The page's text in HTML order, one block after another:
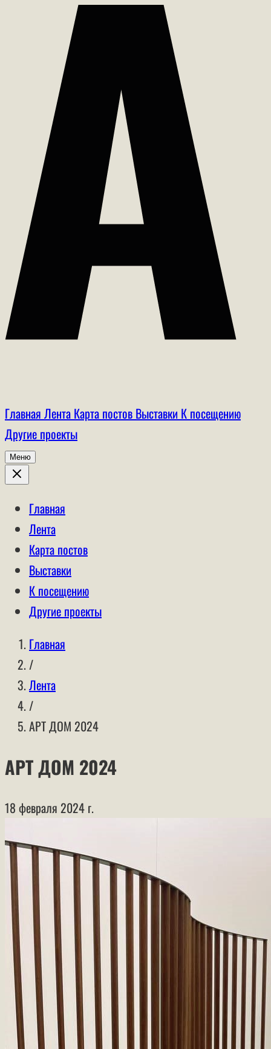
Главная Лента Карта постов Выставки К посещению
Другие проекты
Меню
Главная
Лента
Карта постов
Выставки
К посещению
Другие проекты
Главная
/
Лента
/
АРТ ДОМ 2024
АРТ ДОМ 2024
18 февраля 2024 г.